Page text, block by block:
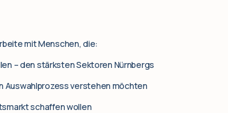
mit Menschen, die:
– den stärksten Sektoren Nürnbergs
Auswahlprozess verstehen möchten
schaffen wollen